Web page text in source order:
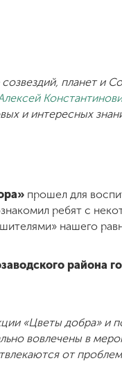
планет и
и интересных
прошел для
ребят с
нашего
района
«Цветы добра» и
вовлечены в
от